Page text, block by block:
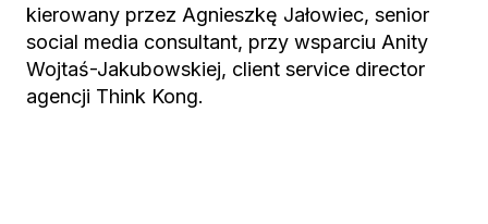
kierowany przez Agnieszkę Jałowiec, senior
social media consultant, przy wsparciu Anity
Wojtaś-Jakubowskiej, client service director
agencji Think Kong.